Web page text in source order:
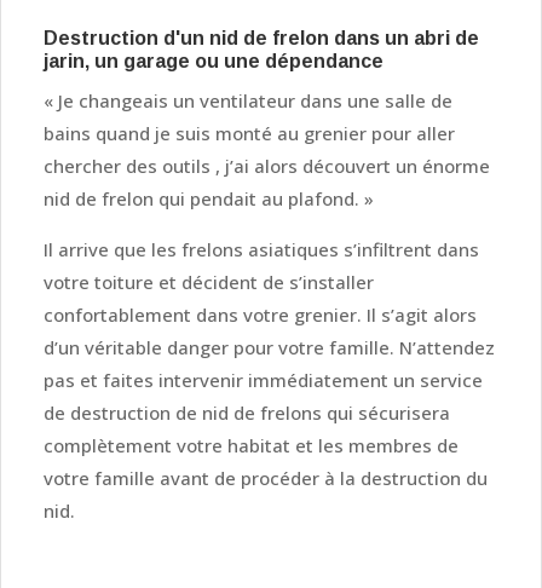
Destruction d'un nid de frelon dans un abri de
jarin, un garage ou une dépendance
« Je changeais un ventilateur dans une salle de
bains quand je suis monté au grenier pour aller
chercher des outils , j’ai alors découvert un énorme
nid de frelon qui pendait au plafond. »
Il arrive que les frelons asiatiques s’infiltrent dans
votre toiture et décident de s’installer
confortablement dans votre grenier. Il s’agit alors
d’un véritable danger pour votre famille. N’attendez
pas et faites intervenir immédiatement un service
de destruction de nid de frelons qui sécurisera
complètement votre habitat et les membres de
votre famille avant de procéder à la destruction du
nid.